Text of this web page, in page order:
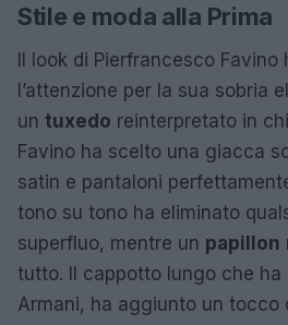
Stile e moda alla Prima
Il look di Pierfrancesco Favino
l’attenzione per la sua sobria
un tuxedo reinterpretato in
Favino ha scelto una giacca
satin e pantaloni
tono su tono ha eliminato
superfluo, mentre un papillon
tutto. Il cappotto lungo che ha
Armani, ha aggiunto un tocco